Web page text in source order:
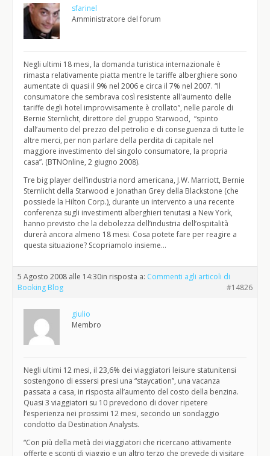
sfarinel
Amministratore del forum
Negli ultimi 18 mesi, la domanda turistica internazionale è
rimasta relativamente piatta mentre le tariffe alberghiere sono
aumentate di quasi il 9% nel 2006 e circa il 7% nel 2007. “Il
consumatore che sembrava così resistente all'aumento delle
tariffe degli hotel improvvisamente è crollato”, nelle parole di
Bernie Sternlicht, direttore del gruppo Starwood, “spinto
dall’aumento del prezzo del petrolio e di conseguenza di tutte le
altre merci, per non parlare della perdita di capitale nel
maggiore investimento del singolo consumatore, la propria
casa”. (BTNOnline, 2 giugno 2008).
Tre big player dell’industria nord americana, J.W. Marriott, Bernie
Sternlicht della Starwood e Jonathan Grey della Blackstone (che
possiede la Hilton Corp.), durante un intervento a una recente
conferenza sugli investimenti alberghieri tenutasi a New York,
hanno previsto che la debolezza dell’industria dell’ospitalità
durerà ancora almeno 18 mesi. Cosa potete fare per reagire a
questa situazione? Scopriamolo insieme…
5 Agosto 2008 alle 14:30in risposta a: Commenti agli articoli di
Booking Blog
#14826
giulio
Membro
Negli ultimi 12 mesi, il 23,6% dei viaggiatori leisure statunitensi
sostengono di essersi presi una “staycation”, una vacanza
passata a casa, in risposta all’aumento del costo della benzina.
Quasi 3 viaggiatori su 10 prevedono di dover ripetere
l’esperienza nei prossimi 12 mesi, secondo un sondaggio
condotto da Destination Analysts.
“Con più della metà dei viaggiatori che ricercano attivamente
offerte e sconti di viaggio e un altro terzo che prevede di visitare